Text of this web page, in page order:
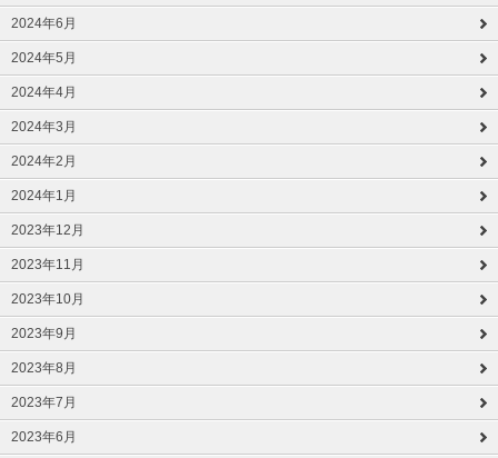
2024年6月
2024年5月
2024年4月
2024年3月
2024年2月
2024年1月
2023年12月
2023年11月
2023年10月
2023年9月
2023年8月
2023年7月
2023年6月